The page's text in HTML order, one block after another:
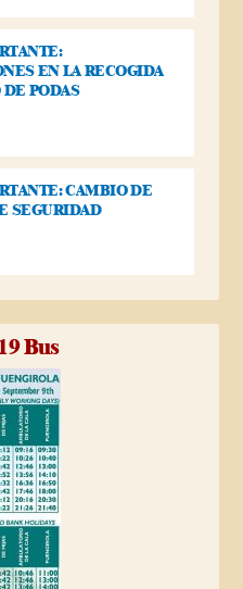
EN LA RECOGIDA
PODAS
CAMBIO DE
SEGURIDAD
Bus